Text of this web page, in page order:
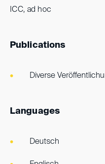
ICC, ad hoc
Publications
Diverse
Languages
Deutsch